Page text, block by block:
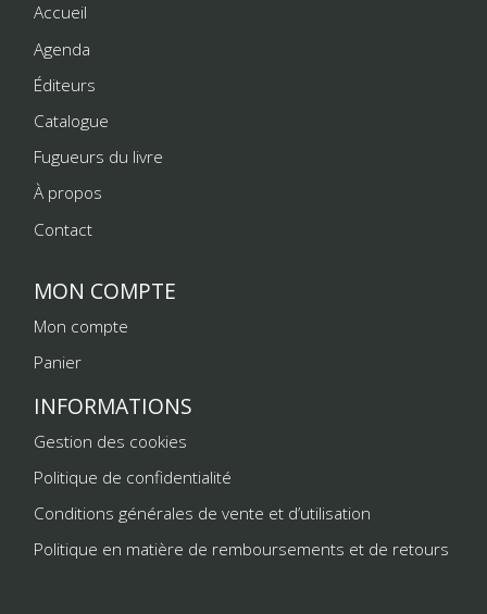
Accueil
Agenda
Éditeurs
Catalogue
Fugueurs du livre
À propos
Contact
MON COMPTE
Mon compte
Panier
INFORMATIONS
Gestion des cookies
Politique de confidentialité
Conditions générales de vente et d’utilisation
Politique en matière de remboursements et de retours